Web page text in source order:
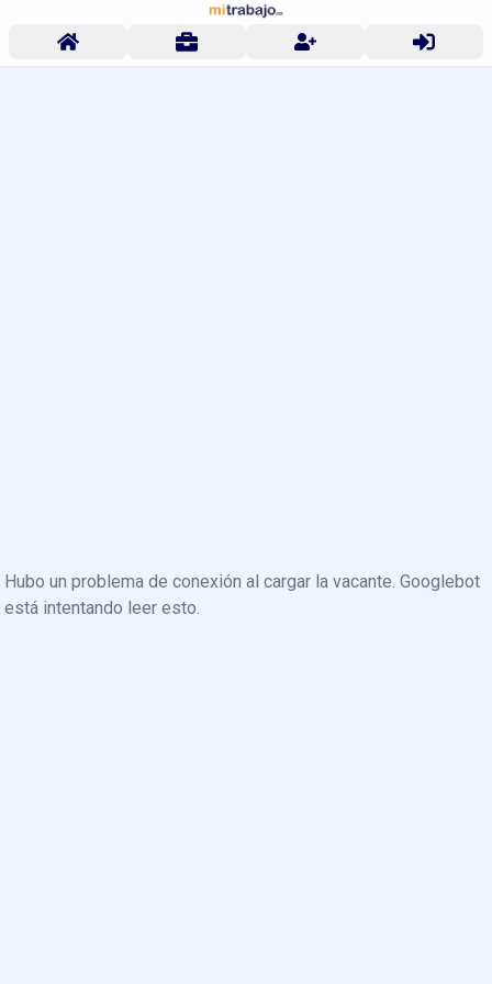
Hubo un problema de conexión al cargar la vacante. Googlebot
está intentando leer esto.